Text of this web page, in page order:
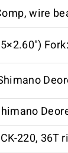
wire
220, 36T